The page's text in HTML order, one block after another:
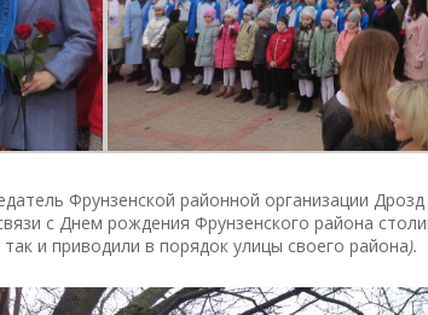
Фрунзенской районной организации Дрозд
с Днем рождения Фрунзенского района
и приводили в порядок улицы своего района).